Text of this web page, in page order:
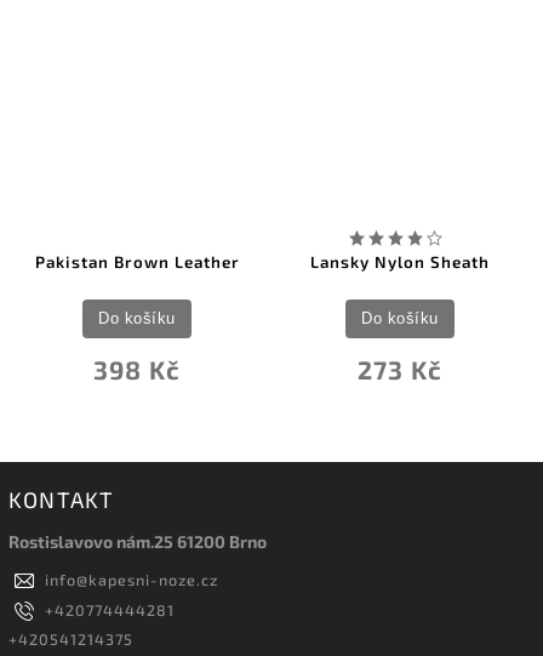
Pakistan Brown Leather
398 Kč
Do košíku
Lansky Nylon Sheath
273 Kč
Do košíku
KONTAKT
Rostislavovo nám.25 61200 Brno
info@kapesni-noze.cz
+420774444281
+420541214375